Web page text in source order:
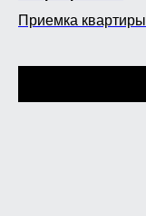
Приемка квартиры